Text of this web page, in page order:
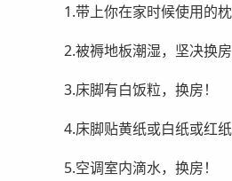
1.带上你在家时候使用的
2.被褥地板潮湿，坚决换房
3.床脚有白饭粒，换房！
4.床脚贴黄纸或白纸或红纸
5.空调室内滴水，换房！